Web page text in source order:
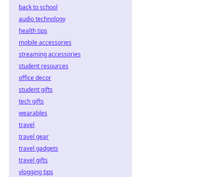
back to school
audio technology
health tips
mobile accessories
streaming accessories
student resources
office decor
student gifts
tech gifts
wearables
travel
travel gear
travel gadgets
travel gifts
vlogging tips